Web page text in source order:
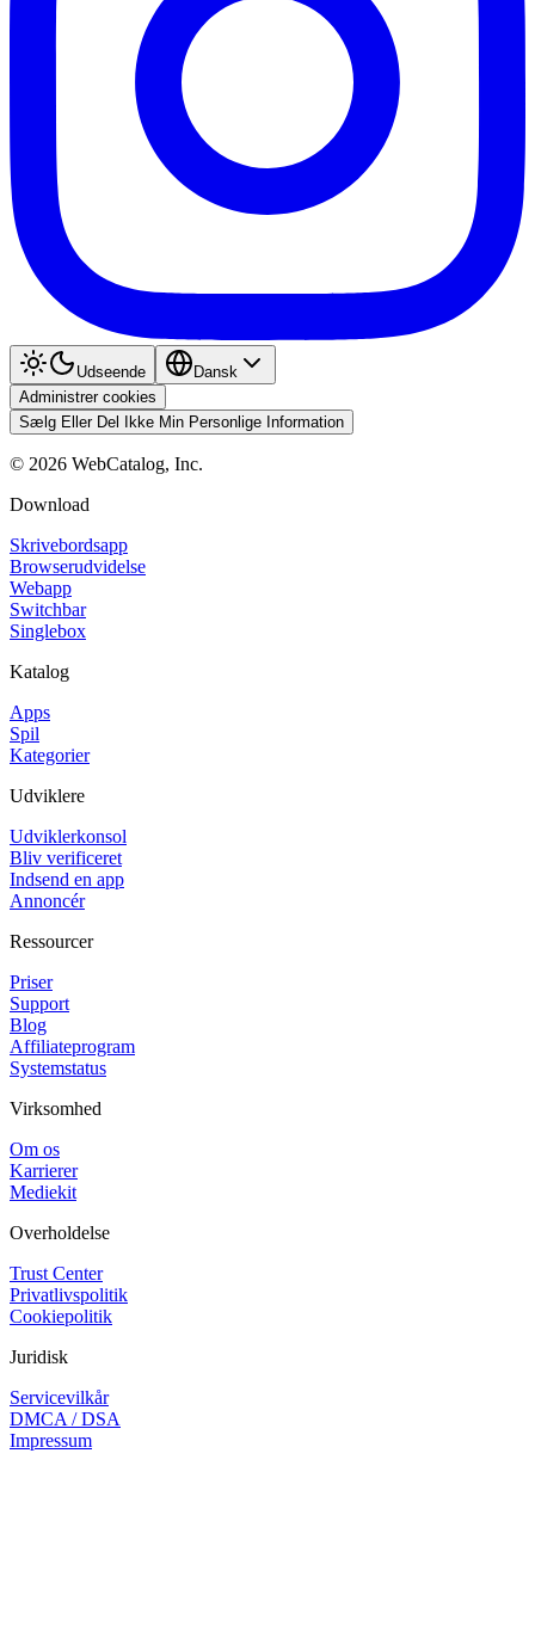
Udseende
Dansk
Administrer cookies
Sælg Eller Del Ikke Min Personlige Information
© 2026 WebCatalog, Inc.
Download
Skrivebordsapp
Browserudvidelse
Webapp
Switchbar
Singlebox
Katalog
Apps
Spil
Kategorier
Udviklere
Udviklerkonsol
Bliv verificeret
Indsend en app
Annoncér
Ressourcer
Priser
Support
Blog
Affiliateprogram
Systemstatus
Virksomhed
Om os
Karrierer
Mediekit
Overholdelse
Trust Center
Privatlivspolitik
Cookiepolitik
Juridisk
Servicevilkår
DMCA / DSA
Impressum